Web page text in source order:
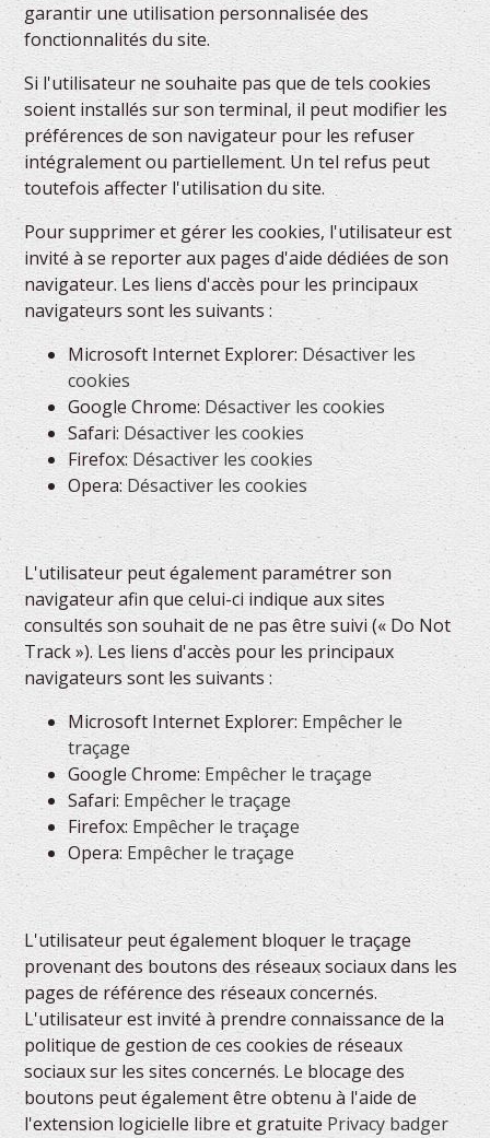
garantir une utilisation personnalisée des
fonctionnalités du site.
Si l'utilisateur ne souhaite pas que de tels cookies
soient installés sur son terminal, il peut modifier les
préférences de son navigateur pour les refuser
intégralement ou partiellement. Un tel refus peut
toutefois affecter l'utilisation du site.
Pour supprimer et gérer les cookies, l'utilisateur est
invité à se reporter aux pages d'aide dédiées de son
navigateur. Les liens d'accès pour les principaux
navigateurs sont les suivants :
Microsoft Internet Explorer: Désactiver les
cookies
Google Chrome: Désactiver les cookies
Safari: Désactiver les cookies
Firefox:Désactiver les cookies
Opera:Désactiver les cookies
L'utilisateur peut également paramétrer son
navigateur afin que celui-ci indique aux sites
consultés son souhait de ne pas être suivi (« Do Not
Track »). Les liens d'accès pour les principaux
navigateurs sont les suivants :
Microsoft Internet Explorer: Empêcher le
traçage
Google Chrome:Empêcher le traçage
Safari: Empêcher le traçage
Firefox: Empêcher le traçage
Opera: Empêcher le traçage
L'utilisateur peut également bloquer le traçage
provenant des boutons des réseaux sociaux dans les
pages de référence des réseaux concernés.
L'utilisateur est invité à prendre connaissance de la
politique de gestion de ces cookies de réseaux
sociaux sur les sites concernés. Le blocage des
boutons peut également être obtenu à l'aide de
l'extension logicielle libre et gratuite Privacy badger